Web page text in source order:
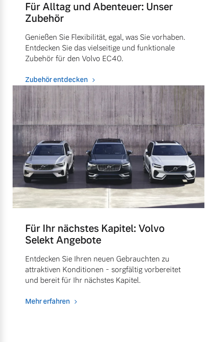
Für Alltag und Abenteuer: Unser
Zubehör
Genießen Sie Flexibilität, egal, was Sie vorhaben.
Entdecken Sie das vielseitige und funktionale
Zubehör für den Volvo EC40.
Zubehör entdecken
Für Ihr nächstes Kapitel: Volvo
Selekt Angebote
Entdecken Sie Ihren neuen Gebrauchten zu
attraktiven Konditionen - sorgfältig vorbereitet
und bereit für Ihr nächstes Kapitel.
Mehr erfahren